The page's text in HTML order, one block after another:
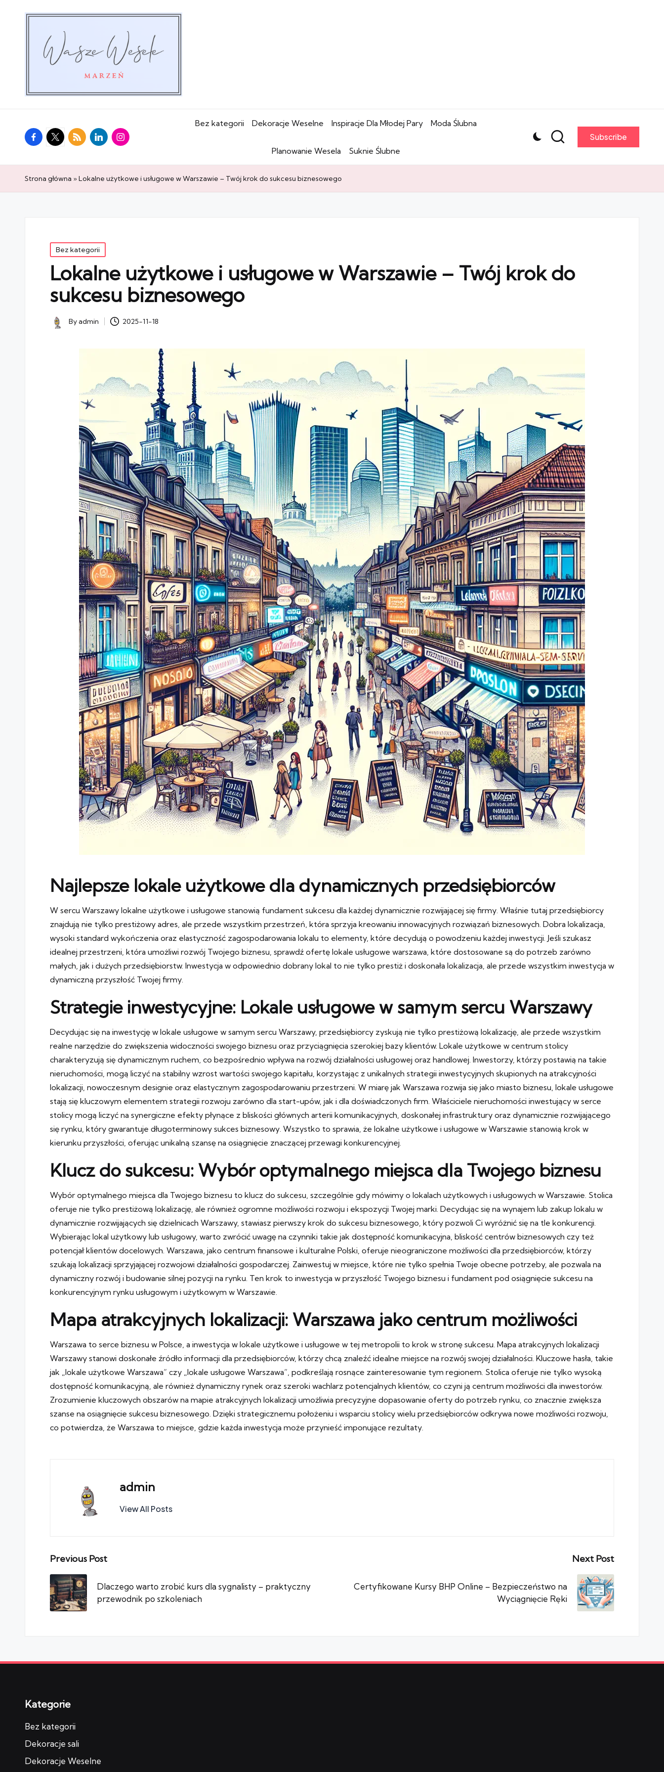
facebook.com
twitter.com
rss.comlinkedin.cominstagram.com
Bez kategorii Dekoracje Weselne Inspiracje Dla Młodej Pary Moda Ślubna
Planowanie Wesela Suknie Ślubne
Subscribe
Strona główna »Lokalne użytkowe i usługowe w Warszawie – Twój krok do sukcesu biznesowego
Posted
in
Bez kategorii
Lokalne użytkowe i usługowe w Warszawie – Twój krok do
sukcesu biznesowego
PostedByadmin 2025-11-18
Najlepsze lokale użytkowe dla dynamicznych przedsiębiorców
W sercu Warszawy lokalne użytkowe i usługowe stanowią fundament sukcesu dla każdej dynamicznie rozwijającej się firmy. Właśnie tutaj przedsiębiorcy
znajdują nie tylko prestiżowy adres, ale przede wszystkim przestrzeń, która sprzyja kreowaniu innowacyjnych rozwiązań biznesowych. Dobra lokalizacja,
wysoki standard wykończenia oraz elastyczność zagospodarowania lokalu to elementy, które decydują o powodzeniu każdej inwestycji. Jeśli szukasz
idealnej przestrzeni, która umożliwi rozwój Twojego biznesu, sprawdź ofertę lokale usługowe warszawa , które dostosowane są do potrzeb zarówno
małych, jak i dużych przedsiębiorstw. Inwestycja w odpowiednio dobrany lokal to nie tylko prestiż i doskonała lokalizacja, ale przede wszystkim inwestycja w
dynamiczną przyszłość Twojej firmy.
Strategie inwestycyjne: Lokale usługowe w samym sercu Warszawy
Decydując się na inwestycję w lokale usługowe w samym sercu Warszawy, przedsiębiorcy zyskują nie tylko prestiżową lokalizację, ale przede wszystkim
realne narzędzie do zwiększenia widoczności swojego biznesu oraz przyciągnięcia szerokiej bazy klientów. Lokale użytkowe w centrum stolicy
charakteryzują się dynamicznym ruchem, co bezpośrednio wpływa na rozwój działalności usługowej oraz handlowej. Inwestorzy, którzy postawią na takie
nieruchomości, mogą liczyć na stabilny wzrost wartości swojego kapitału, korzystając z unikalnych strategii inwestycyjnych skupionych na atrakcyjności
lokalizacji, nowoczesnym designie oraz elastycznym zagospodarowaniu przestrzeni. W miarę jak Warszawa rozwija się jako miasto biznesu, lokale usługowe
stają się kluczowym elementem strategii rozwoju zarówno dla start-upów, jak i dla doświadczonych firm. Właściciele nieruchomości inwestujący w serce
stolicy mogą liczyć na synergiczne efekty płynące z bliskości głównych arterii komunikacyjnych, doskonałej infrastruktury oraz dynamicznie rozwijającego
się rynku, który gwarantuje długoterminowy sukces biznesowy. Wszystko to sprawia, że lokalne użytkowe i usługowe w Warszawie stanowią krok w
kierunku przyszłości, oferując unikalną szansę na osiągnięcie znaczącej przewagi konkurencyjnej.
Klucz do sukcesu: Wybór optymalnego miejsca dla Twojego biznesu
Wybór optymalnego miejsca dla Twojego biznesu to klucz do sukcesu, szczególnie gdy mówimy o lokalach użytkowych i usługowych w Warszawie. Stolica
oferuje nie tylko prestiżową lokalizację, ale również ogromne możliwości rozwoju i ekspozycji Twojej marki. Decydując się na wynajem lub zakup lokalu w
dynamicznie rozwijających się dzielnicach Warszawy, stawiasz pierwszy krok do sukcesu biznesowego, który pozwoli Ci wyróżnić się na tle konkurencji.
Wybierając lokal użytkowy lub usługowy, warto zwrócić uwagę na czynniki takie jak dostępność komunikacyjna, bliskość centrów biznesowych czy też
potencjał klientów docelowych. Warszawa, jako centrum finansowe i kulturalne Polski, oferuje nieograniczone możliwości dla przedsiębiorców, którzy
szukają lokalizacji sprzyjającej rozwojowi działalności gospodarczej. Zainwestuj w miejsce, które nie tylko spełnia Twoje obecne potrzeby, ale pozwala na
dynamiczny rozwój i budowanie silnej pozycji na rynku. Ten krok to inwestycja w przyszłość Twojego biznesu i fundament pod osiągnięcie sukcesu na
konkurencyjnym rynku usługowym i użytkowym w Warszawie.
Mapa atrakcyjnych lokalizacji: Warszawa jako centrum możliwości
Warszawa to serce biznesu w Polsce, a inwestycja w lokale użytkowe i usługowe w tej metropolii to krok w stronę sukcesu. Mapa atrakcyjnych lokalizacji
Warszawy stanowi doskonałe źródło informacji dla przedsiębiorców, którzy chcą znaleźć idealne miejsce na rozwój swojej działalności. Kluczowe hasła, takie
jak „lokale użytkowe Warszawa” czy „lokale usługowe Warszawa”, podkreślają rosnące zainteresowanie tym regionem. Stolica oferuje nie tylko wysoką
dostępność komunikacyjną, ale również dynamiczny rynek oraz szeroki wachlarz potencjalnych klientów, co czyni ją centrum możliwości dla inwestorów.
Zrozumienie kluczowych obszarów na mapie atrakcyjnych lokalizacji umożliwia precyzyjne dopasowanie oferty do potrzeb rynku, co znacznie zwiększa
szanse na osiągnięcie sukcesu biznesowego. Dzięki strategicznemu położeniu i wsparciu stolicy wielu przedsiębiorców odkrywa nowe możliwości rozwoju,
co potwierdza, że Warszawa to miejsce, gdzie każda inwestycja może przynieść imponujące rezultaty.
admin
View All Posts
Post
navigation
Previous Post
Dlaczego warto zrobić kurs dla sygnalisty – praktyczny
przewodnik po szkoleniach
Next Post
Certyfikowane Kursy BHP Online – Bezpieczeństwo na
Wyciągnięcie Ręki
Kategorie
Bez kategorii
Dekoracje sali
Dekoracje Weselne